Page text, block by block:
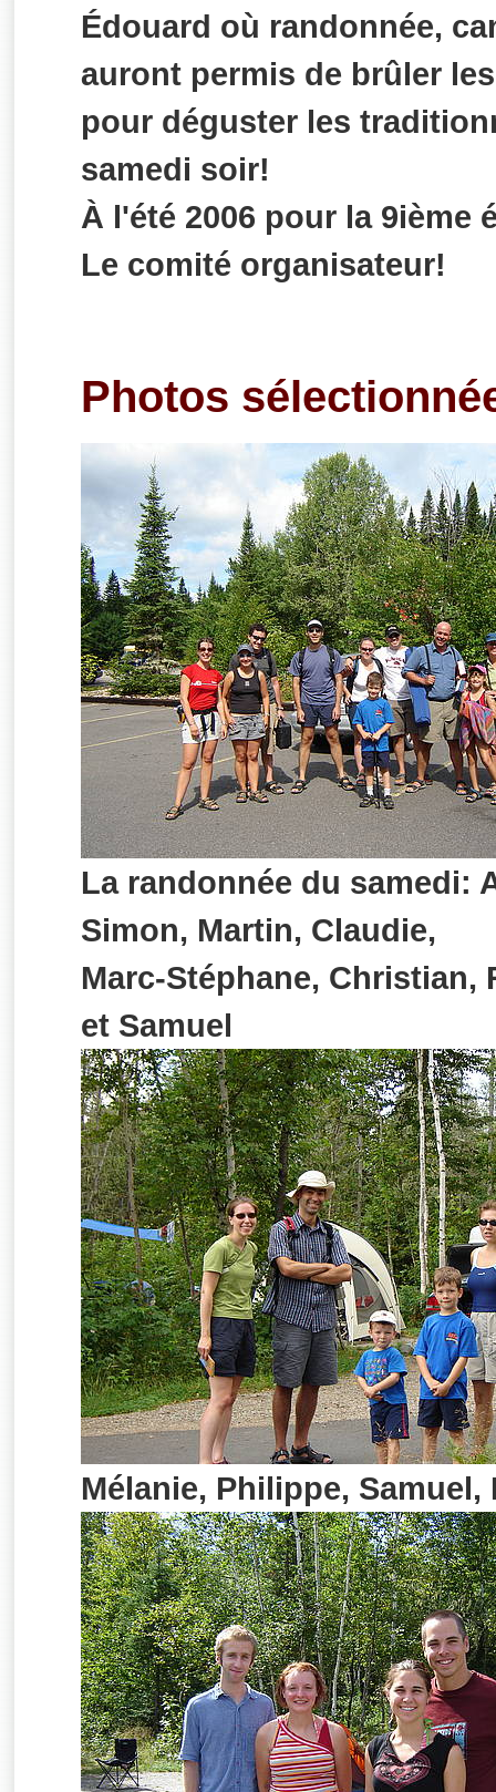
Édouard où randonnée,
auront permis de brûler
pour déguster les
samedi soir!
À l'été 2006 pour la 9ième
Le comité organisateur!
Photos
La randonnée du samedi:
Simon, Martin, Claudie,
Marc-Stéphane, Christian,
et Samuel
Mélanie, Philippe,